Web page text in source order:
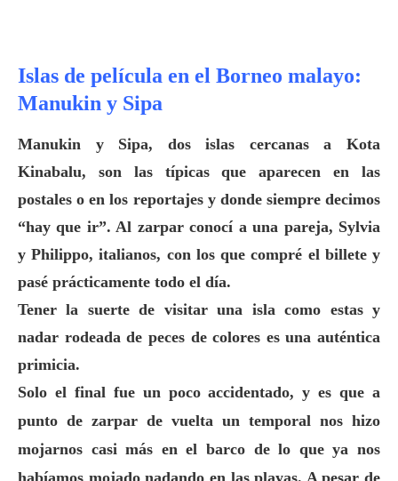
Islas de película en el Borneo malayo:
Manukin y Sipa
Manukin y Sipa, dos islas cercanas a Kota
Kinabalu, son las típicasque aparecen en las
postales o en los reportajes y donde siempre decimos
“hay que ir”. Al zarpar conocí a una pareja, Sylvia
y Philippo, italianos, con los que compré el billete y
pasé prácticamente todo el día.
Tener la suerte de visitar una isla como estas y
nadar rodeada de peces de colores es una auténtica
primicia.
Solo el final fue un poco accidentado, y es que a
punto de zarpar de vuelta un temporal nos hizo
mojarnos casi más en el barco de lo que ya nos
habíamos mojado nadando en las playas. A pesar de